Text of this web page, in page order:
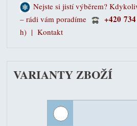
Nejste si jistí výběrem?
– rádi vám poradíme
+420
h) | Kontakt
VARIANTY ZBOŽÍ